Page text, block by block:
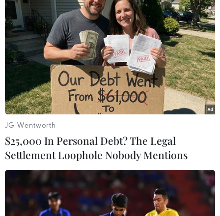
Hạm đội Biển Đen của Nga sắp tiếp nhận
thêm 4 tàu chiến mới
03/12/2018 11:13
JG Wentworth
$25,000 In Personal Debt? The Legal
Settlement Loophole Nobody Mentions